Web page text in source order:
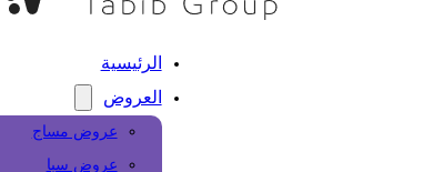
الرئيسية
العروض
عروض مساج
عروض سبا